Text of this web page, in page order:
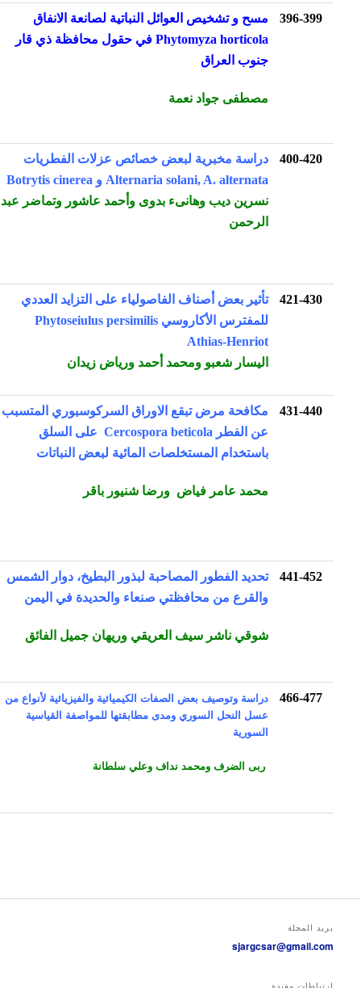
396-399
مسح و تشخيص العوائل النباتية لصانعة الانفاق
Phytomyza horticola في حقول محافظة ذي قار
جنوب العراق
مصطفى جواد نعمة
400-420
دراسة مخبرية لبعض خصائص عزلات الفطريات
Alternaria solani, A. alternata و Botrytis cinerea
نسرين ديب وهانىء بدوى وأحمد عاشور وتماضر عبد
الرحمن
421-430
تأثير بعض أصناف الفاصولياء على التزايد العددي
للمفترس الأكاروسي Phytoseiulus persimilis
Athias-Henriot
اليسار شعبو ومحمد أحمد ورياض زيدان
431-440
مكافحة مرض تبقع الاوراق السركوسبوري المتسبب
عن الفطر Cercospora beticola على السلق
باستخدام المستخلصات المائية لبعض النباتات
محمد عامر فياض ورضا شنيور باقر
441-452
تحديد الفطور المصاحبة لبذور البطيخ، دوار الشمس
والقرع من محافظتي صنعاء والحديدة في اليمن
شوقي ناشر سيف العريقي وريهان جميل الفائق
466-477
دراسة وتوصيف بعض الصفات الكيميائية والفيزيائية لأنواع من
عسل النحل السوري ومدى مطابقتها للمواصفة القياسية
السورية
ربى الضرف ومحمد نداف وعلي سلطانة
بريد المجلة
sjargcsar@gmail.com
ارتباطات مفيدة